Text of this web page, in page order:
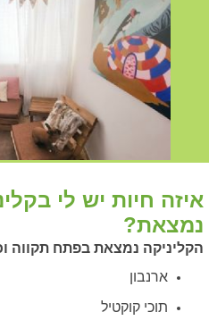
הקליניקה נמצאת בפתח תקווה
ארנבון
תוכי קוקטיל
איזה חיות יש לי
נמצאת?